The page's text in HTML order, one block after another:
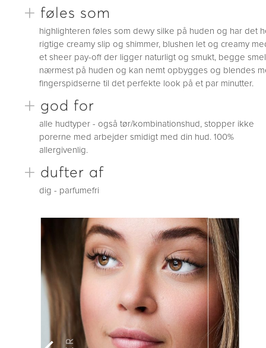
+ føles som
highlighteren føles som dewy silke på huden og har det
rigtige creamy slip og shimmer, blushen let og creamy
et sheer pay-off der ligger naturligt og smukt, begge
nærmest på huden og kan nemt opbygges og blendes
fingerspidserne til det perfekte look på et par minutter.
+ god for
alle hudtyper - også tør/kombinationshud, stopper ikke
porerne med arbejder smidigt med din hud. 100%
allergivenlig.
+ dufter af
dig - parfumefri